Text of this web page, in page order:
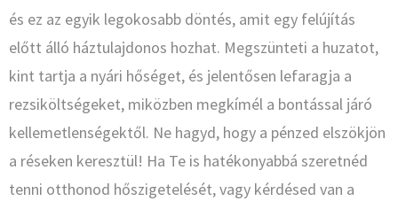
és ez az egyik legokosabb döntés, amit egy felújítás
előtt álló háztulajdonos hozhat. Megszünteti a huzatot,
kint tartja a nyári hőséget, és jelentősen lefaragja a
rezsiköltségeket, miközben megkímél a bontással járó
kellemetlenségektől. Ne hagyd, hogy a pénzed elszökjön
a réseken keresztül! Ha Te is hatékonyabbá szeretnéd
tenni otthonod hőszigetelését, vagy kérdésed van a